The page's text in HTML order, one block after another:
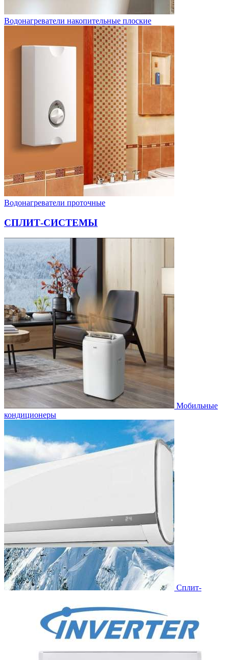
Водонагреватели накопительные плоские
Водонагреватели проточные
СПЛИТ-СИСТЕМЫ
Мобильные
кондиционеры
Сплит-